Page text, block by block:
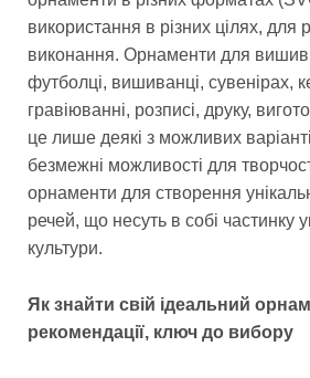
використання в різних цілях, для
виконання. Орнаменти для
футболці, вишиванці, сувенірах,
гравіюванні, розписі, друку,
це лише деякі з можливих
безмежні можливості для
орнаменти для створення
речей, що несуть в собі частинку
культури.
Як знайти свій ідеальний
рекомендації, ключ до вибору